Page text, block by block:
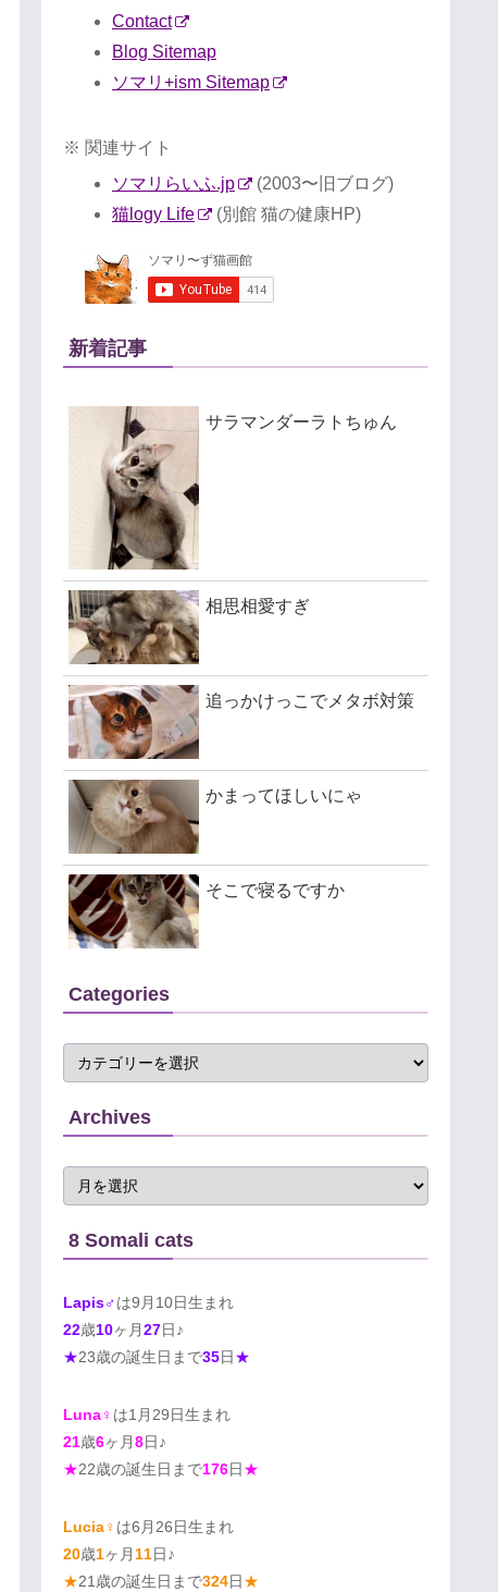
Contact
Blog Sitemap
ソマリ+ism Sitemap
※ 関連サイト
ソマリらいふ.jp
(2003〜旧ブログ)
猫logy Life
(別館 猫の健康HP)
新着記事
サラマンダーラトちゅん
相思相愛すぎ
追っかけっこでメタボ対策
かまってほしいにゃ
そこで寝るですか
Categories
Archives
8 Somali cats
Lapis♂は9月10日生まれ
22歳10ヶ月27日♪
★23歳の誕生日まで35日★
Luna♀ は1月29日生まれ
21歳6ヶ月8日♪
★22歳の誕生日まで176日★
Lucia♀ は6月26日生まれ
20歳1ヶ月 11日♪
★21歳の誕生日まで324日★